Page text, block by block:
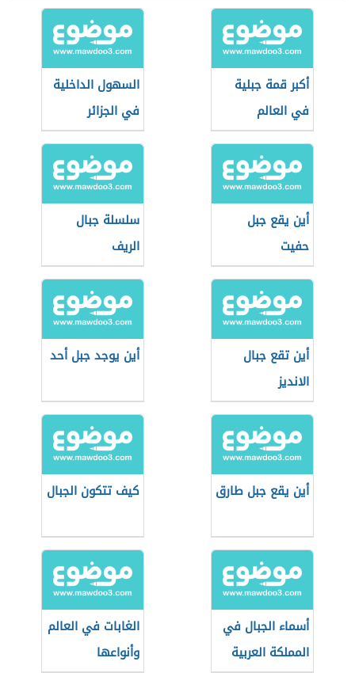
أكبر قمة جبلية
في العالم
السهول الداخلية
في الجزائر
أين يقع جبل
حفيت
سلسلة جبال
الريف
أين تقع جبال
الانديز
أين يوجد جبل أحد
أين يقع جبل طارق كيف تتكون الجبال
أسماء الجبال في
المملكة العربية
الغابات في العالم
وأنواعها